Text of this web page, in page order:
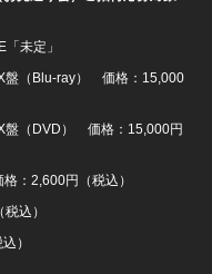
未定」
盤（Blu-ray） 価格：15,000
盤（DVD） 価格：15,000円
：2,600円（税込）
込）
）